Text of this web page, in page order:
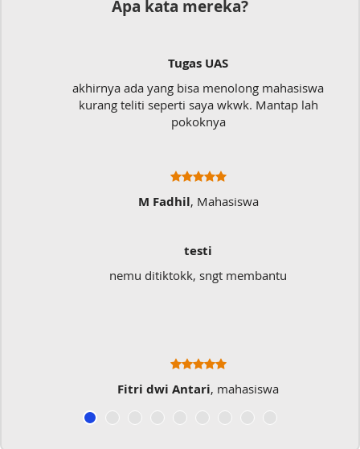
Apa kata mereka?
Tugas UAS
akhirnya ada yang bisa menolong mahasiswa
kurang teliti seperti saya wkwk. Mantap lah
pokoknya
M Fadhil, Mahasiswa
testi
nemu ditiktokk, sngt membantu
Fitri dwi Antari, mahasiswa